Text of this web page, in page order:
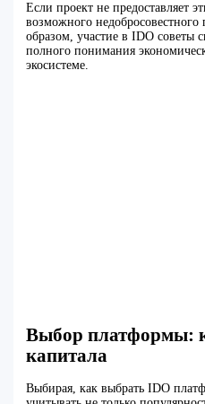
Если проект не предоставляет
возможного
образом, участие в IDO советы
полного понимания
экосистеме.
Выбор платформы:
капитала
Выбирая, как выбрать IDO